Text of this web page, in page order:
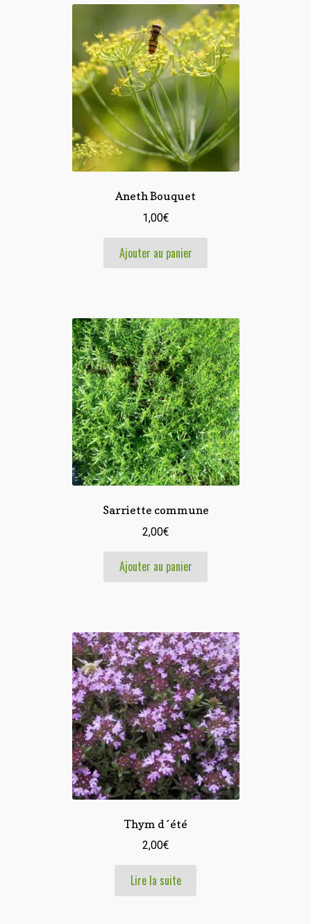
Aneth Bouquet
1,00€
Ajouter au panier
Sarriette commune
2,00€
Ajouter au panier
Thym d´été
2,00€
Lire la suite